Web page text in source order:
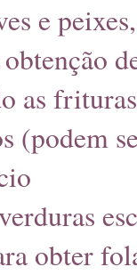
e
as
(podem
obter